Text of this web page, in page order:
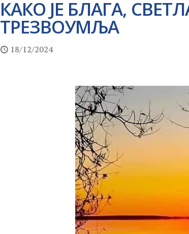
КАКО ЈЕ БЛАГА,
ТРЕЗВОУМЉА
18/12/2024